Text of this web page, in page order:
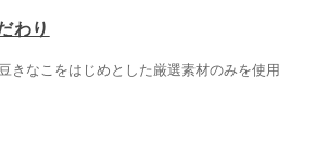
わり
きなこをはじめとした厳選素材のみを使用